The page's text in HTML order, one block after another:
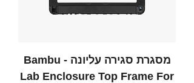
מסגרת סגירה עליונה - Bambu
Lab Enclosure Top Frame For